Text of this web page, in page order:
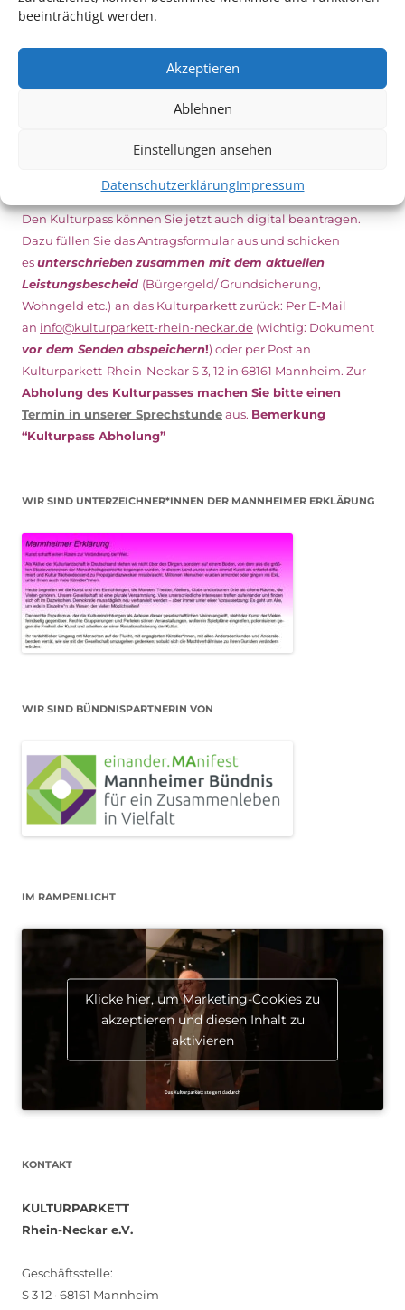
beeinträchtigt werden.
Akzeptieren
Ablehnen
Einstellungen ansehen
DatenschutzerklärungImpressum
Weitere Details zum Festival finden Sie
DIGITAL KULTURPASS BEANTRAGEN
Den Kulturpass können Sie jetzt auch digital beantragen.
Dazu füllen Sie das Antragsformular aus und schicken
esunterschriebenzusammen mit dem aktuellen
Leistungsbescheid (Bürgergeld/ Grundsicherung,
Wohngeld etc.) an das Kulturparkett zurück: Per E-Mail
an info@kulturparkett-rhein-neckar.de (wichtig: Dokument
vor dem Senden abspeichern!) oder per Post an
Kulturparkett-Rhein-Neckar S 3, 12 in 68161 Mannheim. Zur
Abholung des Kulturpasses machen Sie bitte einen
Termin in unserer Sprechstundeaus. Bemerkung
“Kulturpass Abholung”
WIR SIND UNTERZEICHNER*INNEN DER MANNHEIMER ERKLÄRUNG
WIR SIND BÜNDNISPARTNERIN VON
IM RAMPENLICHT
Klicke hier, um Marketing-Cookies zu
akzeptieren und diesen Inhalt zu
aktivieren
KONTAKT
KULTURPARKETT
Rhein-Neckar e.V.
Geschäftsstelle:
S 3 12 · 68161 Mannheim